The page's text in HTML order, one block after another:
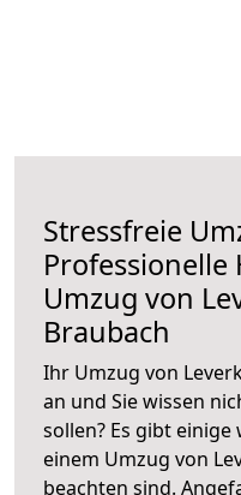
Stressfreie
Umzug von
Braubach
Ihr Umzug von
an und Sie wissen
sollen? Es gibt
einem Umzug von
beachten sind.